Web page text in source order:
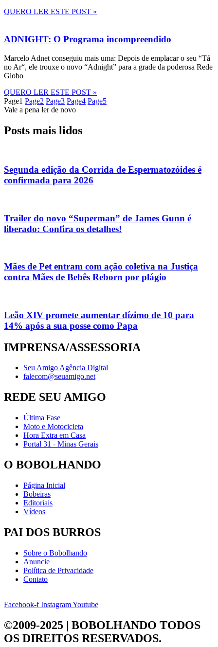
QUERO LER ESTE POST »
ADNIGHT: O Programa incompreendido
Marcelo Adnet conseguiu mais uma: Depois de emplacar o seu “Tá
no Ar“, ele trouxe o novo “Adnight” para a grade da poderosa Rede
Globo
QUERO LER ESTE POST »
Page1 Page2 Page3 Page4 Page5
Vale a pena ler de novo
Posts mais lidos
Segunda edição da Corrida de Espermatozóides é
confirmada para 2026
Trailer do novo “Superman” de James Gunn é
liberado: Confira os detalhes!
Mães de Pet entram com ação coletiva na Justiça
contra Mães de Bebês Reborn por plágio
Leão XIV promete aumentar dízimo de 10 para
14% após a sua posse como Papa
IMPRENSA/ASSESSORIA
Seu Amigo Agência Digital
falecom@seuamigo.net
REDE SEU AMIGO
Última Fase
Moto e Motocicleta
Hora Extra em Casa
Portal 31 - Minas Gerais
O BOBOLHANDO
Página Inicial
Bobeiras
Editoriais
Vídeos
PAI DOS BURROS
Sobre o Bobolhando
Anuncie
Política de Privacidade
Contato
Facebook-f InstagramYoutube
©2009-2025 | BOBOLHANDO TODOS
OS DIREITOS RESERVADOS.